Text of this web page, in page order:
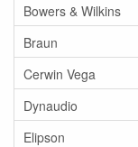
Bowers & Wilkins
Braun
Cerwin Vega
Dynaudio
Elipson